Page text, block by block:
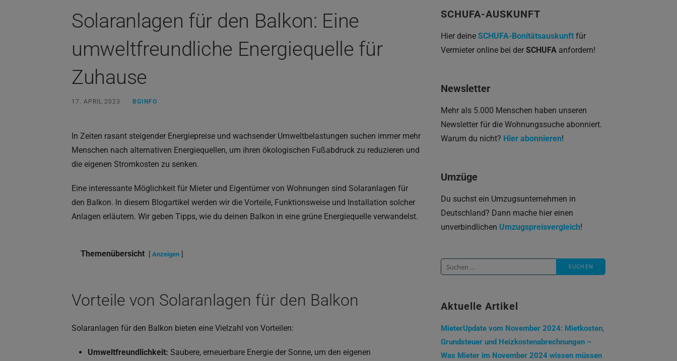
Solaranlagen für den Balkon: Eine
umweltfreundliche Energiequelle für
Zuhause
17. APRIL 2023 BGINFO
In Zeiten rasant steigender Energiepreise und wachsender Umweltbelastungen suchen immer mehr
Menschen nach alternativen Energiequellen, um ihren ökologischen Fußabdruck zu reduzieren und
die eigenen Stromkosten zu senken.
Eine interessante Möglichkeit für Mieter und Eigentümer von Wohnungen sind Solaranlagen für
den Balkon. In diesem Blogartikel werden wir die Vorteile, Funktionsweise und Installation solcher
Anlagen erläutern. Wir geben Tipps, wie du deinen Balkon in eine grüne Energiequelle verwandelst.
Themenübersicht Anzeigen
Vorteile von Solaranlagen für den Balkon
Solaranlagen für den Balkon bieten eine Vielzahl von Vorteilen:
Umweltfreundlichkeit: Saubere, erneuerbare Energie der Sonne, um den eigenen
SCHUFA-AUSKUNFT
Hier deineSCHUFA-Bonitätsauskunft für
Vermieter online bei derSCHUFA anfordern!
Newsletter
Mehr als 5.000 Menschen haben unseren
Newsletter für die Wohnungssuche abonniert.
Warum du nicht? Hier abonnieren!
Umzüge
Du suchst ein Umzugsunternehmen in
Deutschland? Dann mache hier einen
unverbindlichen Umzugspreisvergleich!
Suche
Aktuelle Artikel
MieterUpdate vom November 2024: Mietkosten,
Grundsteuer und Heizkostenabrechnungen –
Was Mieter im November 2024 wissen müssen